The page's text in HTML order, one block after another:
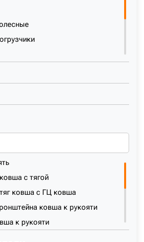
машина
поворотом
мини
с тягой
ковша с ГЦ ковша
ковша к рукояти
к рукояти
93